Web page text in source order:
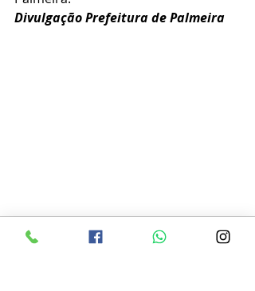
Divulgação Prefeitura de Palmeira